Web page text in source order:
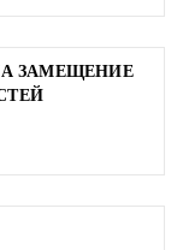
ЗАМЕЩЕНИЕ